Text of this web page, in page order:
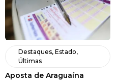
Destaques, Estado,
Últimas
Aposta de Araguaína